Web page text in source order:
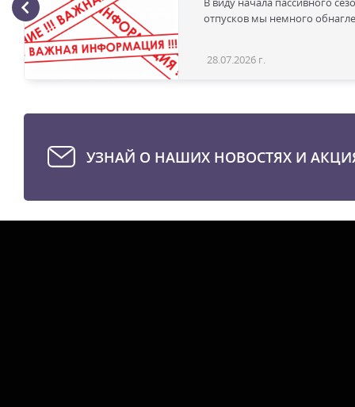
отпусков мы немного
28.07.2026 г.
УЗНАЙ О НАШИХ НОВОСТЯХ И